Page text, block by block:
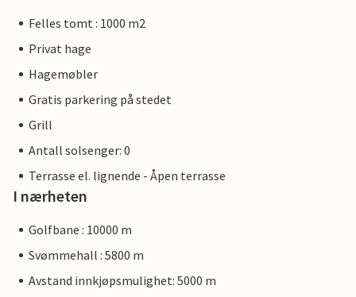
Felles tomt : 1000 m2
Privat hage
Hagemøbler
Gratis parkering på stedet
Grill
Antall solsenger: 0
Terrasse el. lignende - Åpen terrasse
I nærheten
Golfbane : 10000 m
Svømmehall : 5800 m
Avstand innkjøpsmulighet: 5000 m